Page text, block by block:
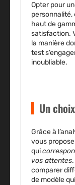
Opter pour
personnalité,
haut de
satisfaction.
la manière
test
inoubliable.
Un
Grâce à
vous
qui
vos attentes
comparer
de modèle